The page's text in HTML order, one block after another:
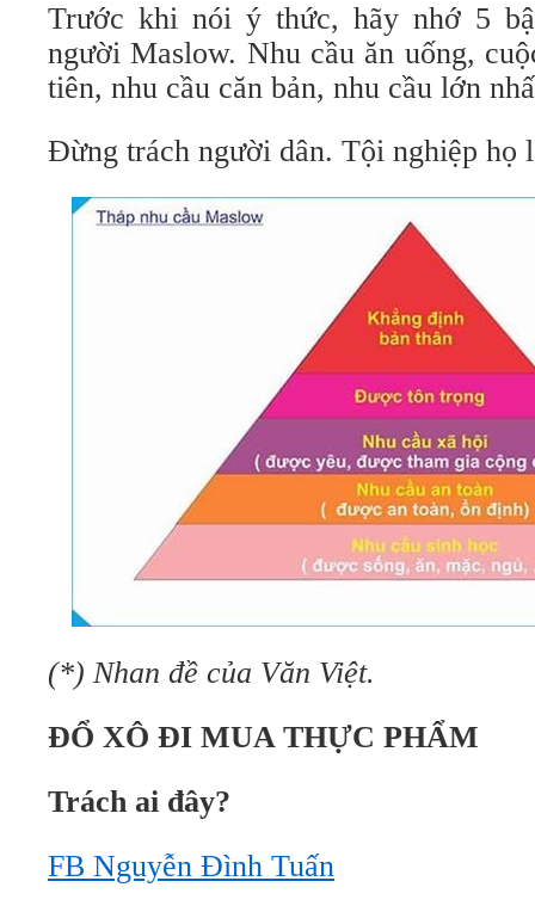
Trước khi nói ý thức, hãy nhớ 5
người Maslow. Nhu cầu ăn uống,
tiên, nhu cầu căn bản, nhu cầu lớn
Đừng trách người dân. Tội nghiệp họ
(*) Nhan đề của Văn Việt.
ĐỔ XÔ ĐI MUA THỰC PHẨM
Trách ai đây?
FB Nguyễn Đình Tuấn